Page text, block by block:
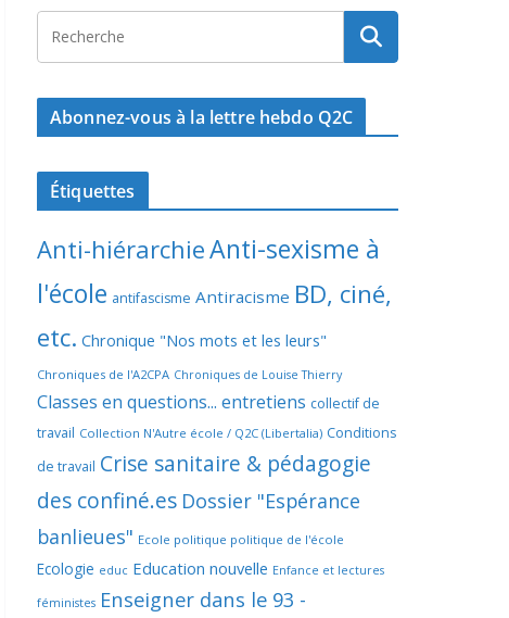
Abonnez-vous à la lettre hebdo Q2C
Étiquettes
Anti-hiérarchieAnti-sexisme à
l'école antifascisme Antiracisme BD, ciné,
etc. Chronique "Nos mots et les leurs"
Chroniques de l'A2CPA Chroniques de Louise Thierry
Classes en questions... entretiens collectif de
travail Collection N'Autre école / Q2C (Libertalia) Conditions
de travail Crise sanitaire & pédagogie
des confiné.es Dossier "Espérance
banlieues" Ecole politique politique de l'école
Ecologie educ Education nouvelle Enfance et lectures
féministes Enseigner dans le 93 -